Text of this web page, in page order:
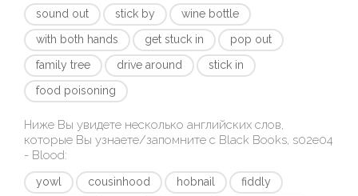
sound out stick by
wine bottle
with both hands
get stuck in
pop out
family tree
drive around
stick in
food poisoning
Ниже Вы увидете несколько английских слов,
которые Вы узнаете/запомните с Black Books, s02e04
- Blood:
yowl cousinhood hobnail
fiddly